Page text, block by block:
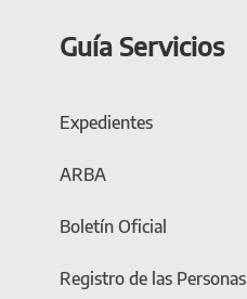
Guía Servicios
Expedientes
ARBA
Boletín Oficial
Registro de las Personas